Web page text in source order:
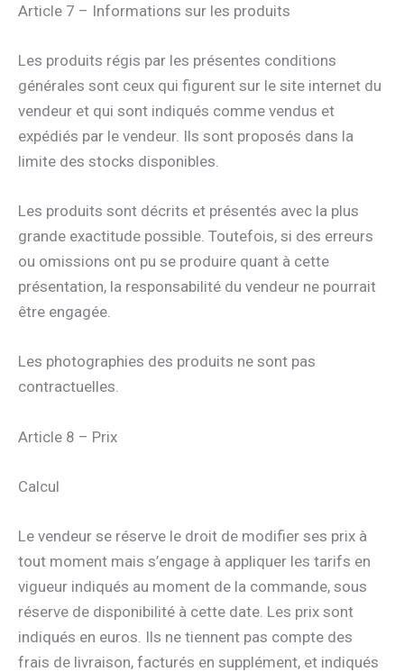
Article 7 – Informations sur les produits
Les produits régis par les présentes conditions
générales sont ceux qui figurent sur le site internet du
vendeur et qui sont indiqués comme vendus et
expédiés par le vendeur. Ils sont proposés dans la
limite des stocks disponibles.
Les produits sont décrits et présentés avec la plus
grande exactitude possible. Toutefois, si des erreurs
ou omissions ont pu se produire quant à cette
présentation, la responsabilité du vendeur ne pourrait
être engagée.
Les photographies des produits ne sont pas
contractuelles.
Article 8 – Prix
Calcul
Le vendeur se réserve le droit de modifier ses prix à
tout moment mais s’engage à appliquer les tarifs en
vigueur indiqués au moment de la commande, sous
réserve de disponibilité à cette date. Les prix sont
indiqués en euros. Ils ne tiennent pas compte des
frais de livraison, facturés en supplément, et indiqués